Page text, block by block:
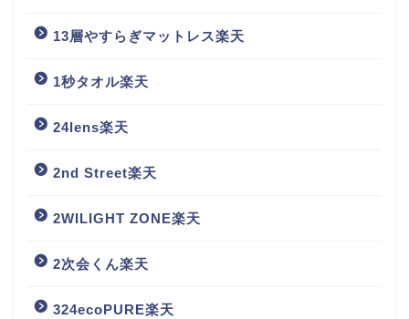
13層やすらぎマットレス楽天
1秒タオル楽天
24lens楽天
2nd Street楽天
2WILIGHT ZONE楽天
2次会くん楽天
324ecoPURE楽天